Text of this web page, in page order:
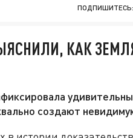
ПОДПИШИТЕСЬ:
КАК
создают